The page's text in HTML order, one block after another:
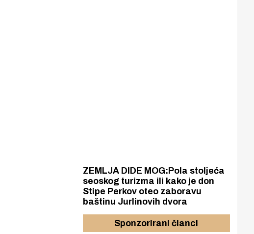
ZEMLJA DIDE MOG:Pola stoljeća
seoskog turizma ili kako je don
Stipe Perkov oteo zaboravu
baštinu Jurlinovih dvora
Sponzorirani članci